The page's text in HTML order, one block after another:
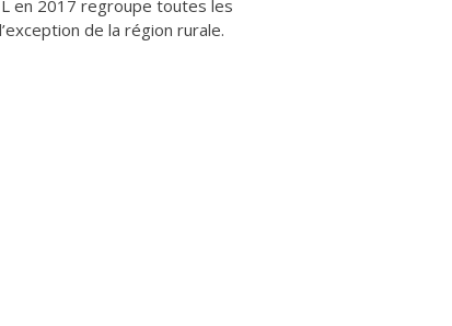
en 2017 regroupe toutes les
de la région rurale.